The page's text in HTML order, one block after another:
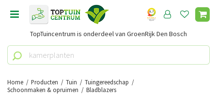
Home Producten Tuin
Tuingereedschap
Schoonmaken & opruimen
Bladblazers
TopTuincentrum is onderdeel van GroenRijk Den Bosch